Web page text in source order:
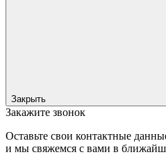
Закрыть
Закажите звонок
Оставьте свои контактные
и мы свяжемся с вами в